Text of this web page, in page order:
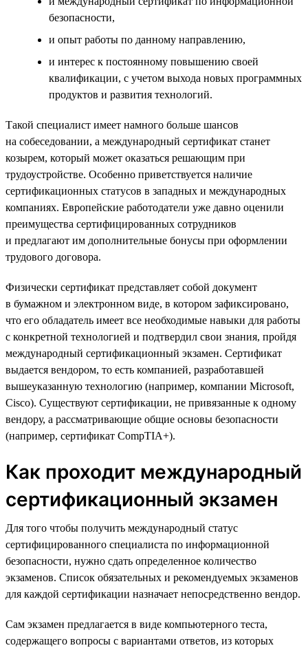
безопасности,
и опыт работы по данному направлению,
и интерес к постоянному повышению своей
квалификации, с учетом выхода новых программных
продуктов и развития технологий.
Такой специалист имеет намного больше шансов
на собеседовании, а международный сертификат станет
козырем, который может оказаться решающим при
трудоустройстве. Особенно приветствуется наличие
сертификационных статусов в западных и международных
компаниях. Европейские работодатели уже давно оценили
преимущества сертифицированных сотрудников
и предлагают им дополнительные бонусы при оформлении
трудового договора.
Физически сертификат представляет собой документ
в бумажном и электронном виде, в котором зафиксировано,
что его обладатель имеет все необходимые навыки для работы
с конкретной технологией и подтвердил свои знания, пройдя
международный сертификационный экзамен. Сертификат
выдается вендором, то есть компанией, разработавшей
вышеуказанную технологию (например, компании Microsoft,
Cisco). Существуют сертификации, не привязанные к одному
вендору, а рассматривающие общие основы безопасности
(например, сертификат CompTIA+).
Как проходит международный
сертификационный экзамен
Для того чтобы получить международный статус
сертифицированного специалиста по информационной
безопасности, нужно сдать определенное количество
экзаменов. Список обязательных и рекомендуемых экзаменов
для каждой сертификации назначает непосредственно вендор.
Сам экзамен предлагается в виде компьютерного теста,
содержащего вопросы с вариантами ответов, из которых